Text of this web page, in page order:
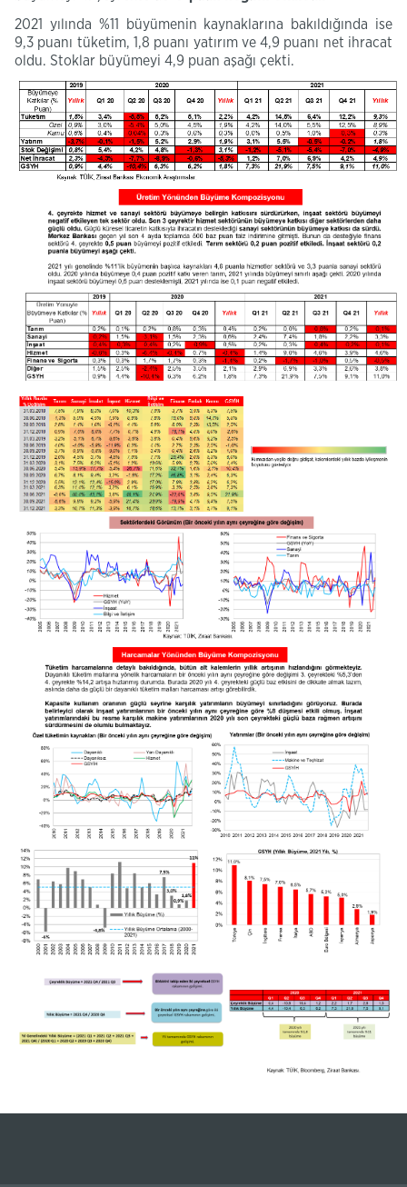
2021 yılında %11 büyümenin kaynaklarına bakıldığında ise
9,3 puanı tüketim, 1,8 puanı yatırım ve 4,9 puanı net ihracat
oldu. Stoklar büyümeyi 4,9 puan aşağı çekti.